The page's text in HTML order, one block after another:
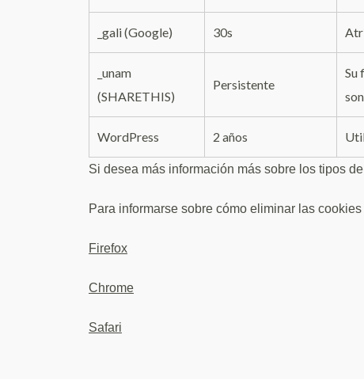
_gali (Google) 30s
_unam
(SHARETHIS)
Persistente
Su
WordPress 2 años
Si desea más información más sobre los tipos
Para informarse sobre cómo eliminar las
Firefox
Chrome
Safari